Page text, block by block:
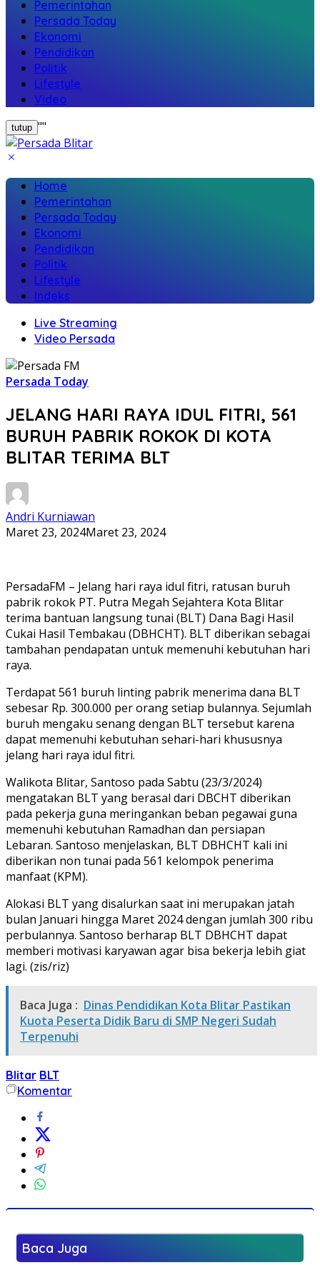
Pemerintahan
Persada Today
Ekonomi
Pendidikan
Politik
Lifestyle
Video
tutup ""
Home
Pemerintahan
Persada Today
Ekonomi
Pendidikan
Politik
Lifestyle
Indeks
Live Streaming
Video Persada
Persada Today
JELANG HARI RAYA IDUL FITRI, 561
BURUH PABRIK ROKOK DI KOTA
BLITAR TERIMA BLT
Andri Kurniawan
Maret 23, 2024Maret 23, 2024
PersadaFM – Jelang hari raya idul fitri, ratusan buruh
pabrik rokok PT. Putra Megah Sejahtera Kota Blitar
terima bantuan langsung tunai (BLT) Dana Bagi Hasil
Cukai Hasil Tembakau (DBHCHT). BLT diberikan sebagai
tambahan pendapatan untuk memenuhi kebutuhan hari
raya.
Terdapat 561 buruh linting pabrik menerima dana BLT
sebesar Rp. 300.000 per orang setiap bulannya. Sejumlah
buruh mengaku senang dengan BLT tersebut karena
dapat memenuhi kebutuhan sehari-hari khususnya
jelang hari raya idul fitri.
Walikota Blitar, Santoso pada Sabtu (23/3/2024)
mengatakan BLT yang berasal dari DBCHT diberikan
pada pekerja guna meringankan beban pegawai guna
memenuhi kebutuhan Ramadhan dan persiapan
Lebaran. Santoso menjelaskan, BLT DBHCHT kali ini
diberikan non tunai pada 561 kelompok penerima
manfaat (KPM).
Alokasi BLT yang disalurkan saat ini merupakan jatah
bulan Januari hingga Maret 2024 dengan jumlah 300 ribu
perbulannya. Santoso berharap BLT DBHCHT dapat
memberi motivasi karyawan agar bisa bekerja lebih giat
lagi. (zis/riz)
Baca Juga : Dinas Pendidikan Kota Blitar Pastikan
Kuota Peserta Didik Baru di SMP Negeri Sudah
Terpenuhi
Blitar BLT
Komentar
Baca Juga